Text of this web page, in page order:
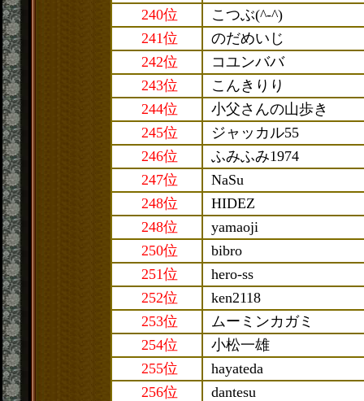
240位
こつぶ(^-^)
241位
のだめいじ
242位
コユンババ
243位
こんきりり
244位
小父さんの山歩き
245位
ジャッカル55
246位
ふみふみ1974
247位
NaSu
248位
HIDEZ
248位
yamaoji
250位
bibro
251位
hero-ss
252位
ken2118
253位
ムーミンカガミ
254位
小松一雄
255位
hayateda
256位
dantesu